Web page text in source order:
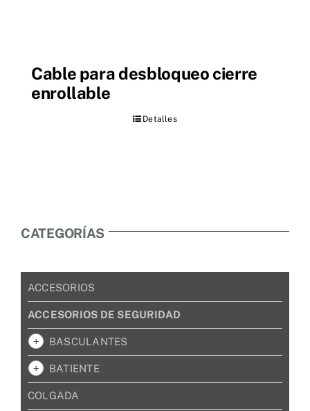
Cable para desbloqueo cierre
enrollable
Detalles
CATEGORÍAS
ACCESORIOS
ACCESORIOS DE SEGURIDAD
BASCULANTES
BATIENTE
COLGADA